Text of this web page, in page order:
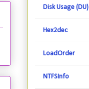
Disk Usage (DU)
Hex2dec
LoadOrder
NTFSInfo